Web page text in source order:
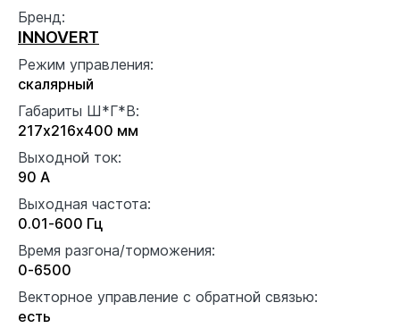
Бренд:
INNOVERT
Режим управления:
скалярный
Габариты Ш*Г*В:
217x216x400 мм
Выходной ток:
90 А
Выходная частота:
0.01-600 Гц
Время разгона/торможения:
0-6500
Векторное управление с обратной связью:
есть